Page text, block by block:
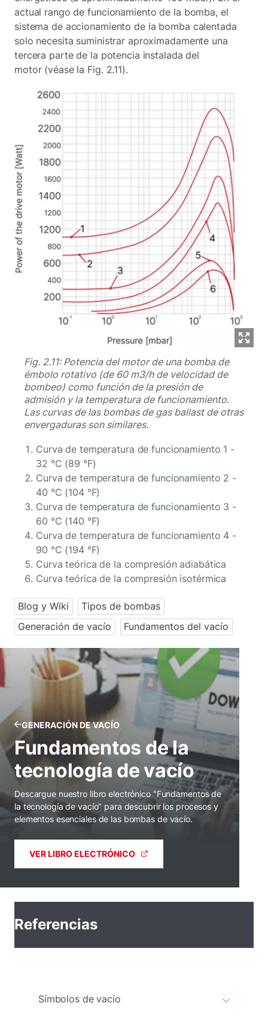
actual rango de funcionamiento de la bomba, el
sistema de accionamiento de la bomba calentada
solo necesita suministrar aproximadamente una
tercera parte de la potencia instalada del
motor (véase la Fig. 2.11).
Fig. 2.11: Potencia del motor de una bomba de
émbolo rotativo (de 60 m3/h de velocidad de
bombeo) como función de la presión de
admisión y la temperatura de funcionamiento.
Las curvas de las bombas de gas ballast de otras
envergaduras son similares.
Curva de temperatura de funcionamiento 1 -
32 °C (89 °F)
Curva de temperatura de funcionamiento 2 -
40 °C (104 °F)
Curva de temperatura de funcionamiento 3 -
60 °C (140 °F)
Curva de temperatura de funcionamiento 4 -
90 °C (194 °F)
Curva teórica de la compresión adiabática
Curva teórica de la compresión isotérmica
Blog y Wiki
Tipos de bombas
Generación de vacío
Fundamentos del vacío
GENERACIÓN DE VACÍO
Fundamentos de la
tecnología de vacío
Descargue nuestro libro electrónico "Fundamentos de
la tecnología de vacío" para descubrir los procesos y
elementos esenciales de las bombas de vacío.
VER LIBRO ELECTRÓNICO
Referencias
Símbolos de vacío